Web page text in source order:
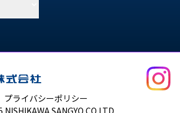
プライバシーポリシー